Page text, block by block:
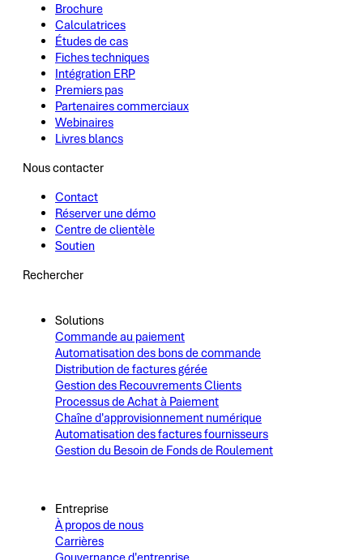
Brochure
Calculatrices
Études de cas
Fiches techniques
Intégration ERP
Premiers pas
Partenaires commerciaux
Webinaires
Livres blancs
Nous contacter
Contact
Réserver une démo
Centre de clientèle
Soutien
Rechercher
Solutions
Commande au paiement
Automatisation des bons de commande
Distribution de factures gérée
Gestion des Recouvrements Clients
Processus de Achat à Paiement
Chaîne d'approvisionnement numérique
Automatisation des factures fournisseurs
Gestion du Besoin de Fonds de Roulement
Entreprise
À propos de nous
Carrières